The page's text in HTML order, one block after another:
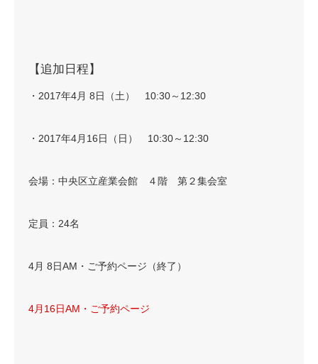
【追加日程】
・2017年4月 8日（土） 10:30～12:30
・2017年4月16日（日） 10:30～12:30
会場：中央区立産業会館 ４階 第２集会室
定員：24名
4月 8日AM・ご予約ページ（終了）
4月16日AM・ご予約ページ